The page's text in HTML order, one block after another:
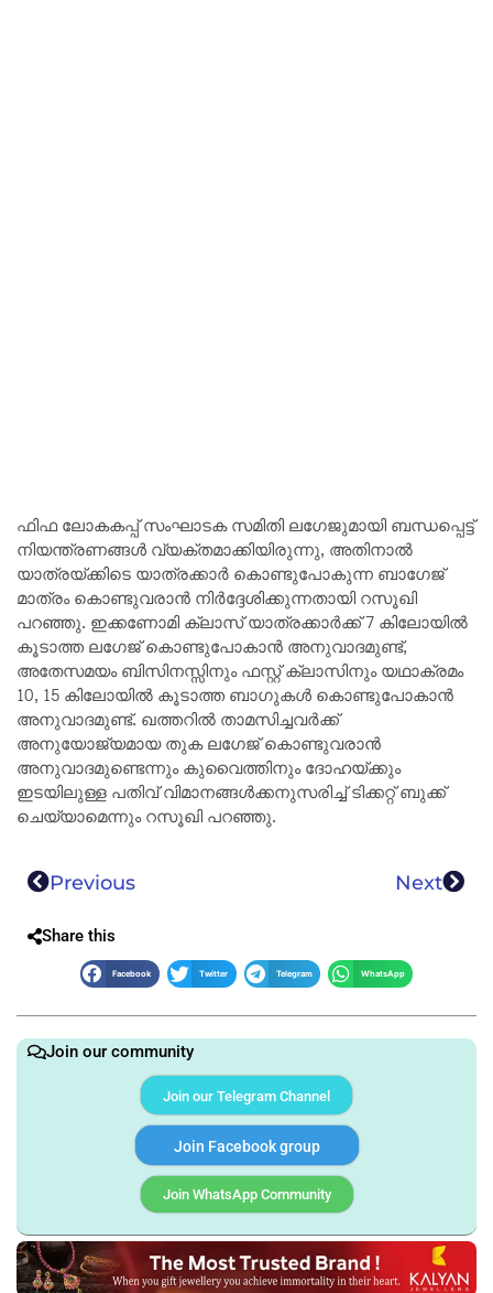
ഫിഫ ലോകകപ്പ് സംഘാടക സമിതി ലഗേജുമായി ബന്ധപ്പെട്ട്
നിയന്ത്രണങ്ങൾ വ്യക്തമാക്കിയിരുന്നു, അതിനാൽ
യാത്രയ്ക്കിടെ യാത്രക്കാർ കൊണ്ടുപോകുന്ന ബാഗേജ്
മാത്രം കൊണ്ടുവരാൻ നിർദ്ദേശിക്കുന്നതായി റസൂഖി
പറഞ്ഞു. ഇക്കണോമി ക്ലാസ് യാത്രക്കാർക്ക് 7 കിലോയിൽ
കൂടാത്ത ലഗേജ് കൊണ്ടുപോകാൻ അനുവാദമുണ്ട്,
അതേസമയം ബിസിനസ്സിനും ഫസ്റ്റ് ക്ലാസിനും യഥാക്രമം
10, 15 കിലോയിൽ കൂടാത്ത ബാഗുകൾ കൊണ്ടുപോകാൻ
അനുവാദമുണ്ട്. ഖത്തറിൽ താമസിച്ചവർക്ക്
അനുയോജ്യമായ തുക ലഗേജ് കൊണ്ടുവരാൻ
അനുവാദമുണ്ടെന്നും കുവൈത്തിനും ദോഹയ്ക്കും
ഇടയിലുള്ള പതിവ് വിമാനങ്ങൾക്കനുസരിച്ച് ടിക്കറ്റ് ബുക്ക്
ചെയ്യാമെന്നും റസൂഖി പറഞ്ഞു.
Previous Next
Share this
Facebook Twitter Telegram WhatsApp
Join our community
Join our Telegram Channel
Join Facebook group
Join WhatsApp Community